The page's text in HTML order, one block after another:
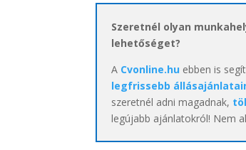
Szeretnél olyan
lehetőséget?
A Cvonline.hu ebben is
legfrissebb
szeretnél adni magadnak,
legújabb ajánlatokról! Nem